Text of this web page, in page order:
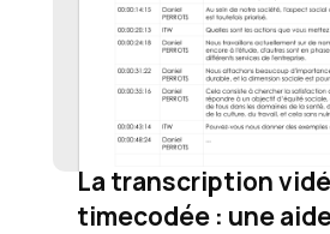
La transcription
timecodée : une